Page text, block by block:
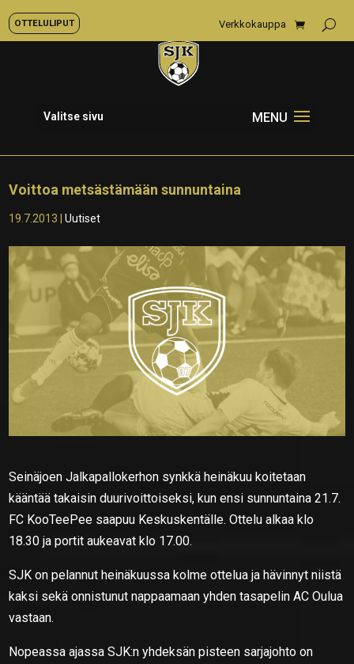
OTTELULIPUT Verkkokauppa
Valitse sivu
Voittoa metsästämään sunnuntaina
19.7.2013 |Uutiset
Seinäjoen Jalkapallokerhon synkkä heinäkuu koitetaan
kääntää takaisin duurivoittoiseksi, kun ensi sunnuntaina 21.7.
FC KooTeePee saapuu Keskuskentälle. Ottelu alkaa klo
18.30 ja portit aukeavat klo 17.00.
SJK on pelannut heinäkuussa kolme ottelua ja hävinnyt niistä
kaksi sekä onnistunut nappaamaan yhden tasapelin AC Oulua
vastaan.
Nopeassa ajassa SJK:n yhdeksän pisteen sarjajohto on